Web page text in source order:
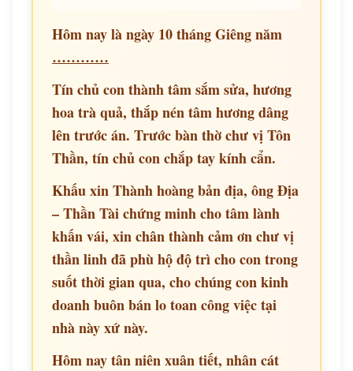
Hôm nay là ngày 10 tháng Giêng năm
…………
Tín chủ con thành tâm sắm sửa, hương
hoa trà quả, thắp nén tâm hương dâng
lên trước án. Trước bàn thờ chư vị Tôn
Thần, tín chủ con chắp tay kính cẩn.
Khấu xin Thành hoàng bản địa, ông Địa
– Thần Tài chứng minh cho tâm lành
khấn vái, xin chân thành cảm ơn chư vị
thần linh đã phù hộ độ trì cho con trong
suốt thời gian qua, cho chúng con kinh
doanh buôn bán lo toan công việc tại
nhà này xứ này.
Hôm nay tân niên xuân tiết, nhân cát